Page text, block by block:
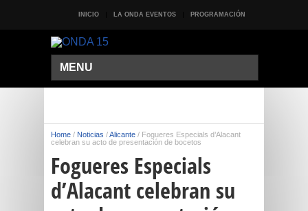
INICIO LA ONDA EVENTOS PROGRAMACIÓN
MENU
Home / Noticias /Alicante / Fogueres Especials d’Alacant
celebran su acto de presentación de bocetos
Fogueres Especials
d’Alacant celebran su